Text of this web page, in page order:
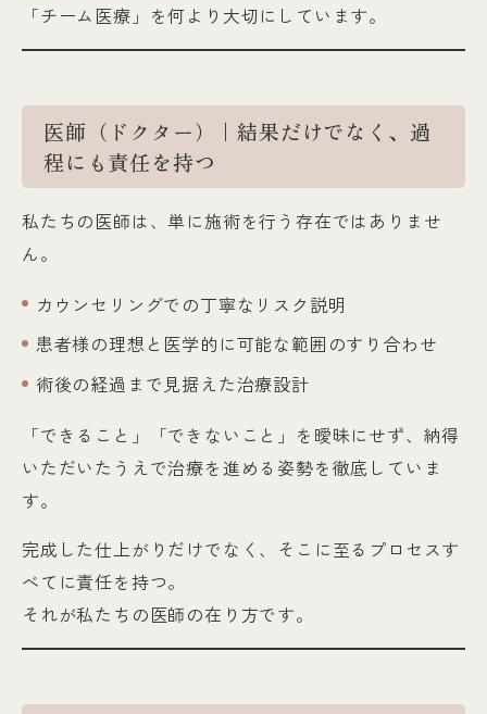
「チーム医療」を何より大切にしています。
医師（ドクター）｜結果だけでなく、過
程にも責任を持つ
私たちの医師は、単に施術を行う存在ではありませ
ん。
カウンセリングでの丁寧なリスク説明
患者様の理想と医学的に可能な範囲のすり合わせ
術後の経過まで見据えた治療設計
「できること」「できないこと」を曖昧にせず、納得
いただいたうえで治療を進める姿勢を徹底していま
す。
完成した仕上がりだけでなく、そこに至るプロセスす
べてに責任を持つ。
それが私たちの医師の在り方です。